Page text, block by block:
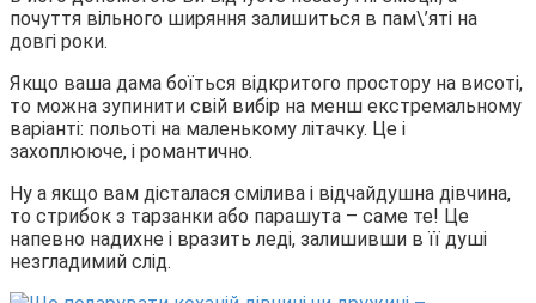
почуття вільного ширяння залишиться в пам\’яті на
довгі роки.
Якщо ваша дама боїться відкритого простору на висоті,
то можна зупинити свій вибір на менш екстремальному
варіанті: польоті на маленькому літачку. Це і
захоплююче, і романтично.
Ну а якщо вам дісталася смілива і відчайдушна дівчина,
то стрибок з тарзанки або парашута – саме те! Це
напевно надихне і вразить леді, залишивши в її душі
незгладимий слід.